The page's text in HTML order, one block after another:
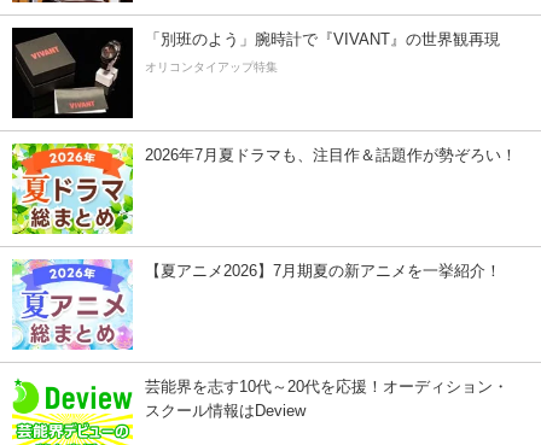
「別班のよう」腕時計で『VIVANT』の世界観再現
オリコンタイアップ特集
2026年7月夏ドラマも、注目作＆話題作が勢ぞろい！
【夏アニメ2026】7月期夏の新アニメを一挙紹介！
芸能界を志す10代～20代を応援！オーディション・
スクール情報はDeview